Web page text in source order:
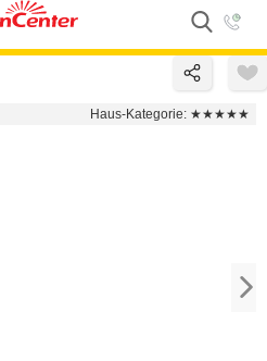
Haus-Kategorie: ★★★★★